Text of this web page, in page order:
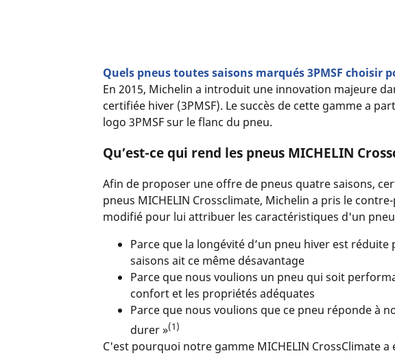
Quels pneus toutes saisons marqués 3PMSF choisir
En 2015, Michelin a introduit une innovation majeure
certifiée hiver (3PMSF). Le succès de cette gamme a
logo 3PMSF sur le flanc du pneu.
Qu’est-ce qui rend les pneus MICHELIN
Afin de proposer une offre de pneus quatre saisons,
pneus MICHELIN Crossclimate, Michelin a pris le
modifié pour lui attribuer les caractéristiques d'un
Parce que la longévité d’un pneu hiver est
saisons ait ce même désavantage
Parce que nous voulions un pneu qui soit
confort et les propriétés adéquates
Parce que nous voulions que ce pneu réponde à
durer »(1)
C'est pourquoi notre gamme MICHELIN CrossClimate